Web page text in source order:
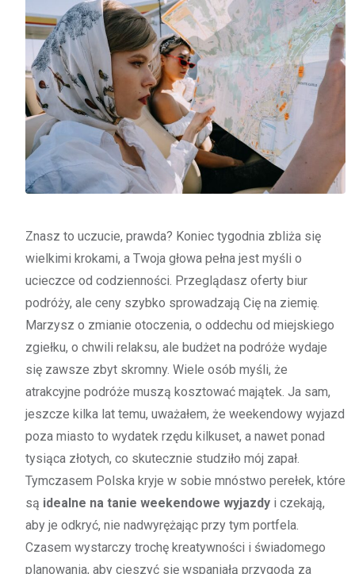
Znasz to uczucie, prawda? Koniec tygodnia zbliża się
wielkimi krokami, a Twoja głowa pełna jest myśli o
ucieczce od codzienności. Przeglądasz oferty biur
podróży, ale ceny szybko sprowadzają Cię na ziemię.
Marzysz o zmianie otoczenia, o oddechu od miejskiego
zgiełku, o chwili relaksu, ale budżet na podróże wydaje
się zawsze zbyt skromny. Wiele osób myśli, że
atrakcyjne podróże muszą kosztować majątek. Ja sam,
jeszcze kilka lat temu, uważałem, że weekendowy wyjazd
poza miasto to wydatek rzędu kilkuset, a nawet ponad
tysiąca złotych, co skutecznie studziło mój zapał.
Tymczasem Polska kryje w sobie mnóstwo perełek, które
są idealne na tanie weekendowe wyjazdy i czekają,
aby je odkryć, nie nadwyrężając przy tym portfela.
Czasem wystarczy trochę kreatywności i świadomego
planowania, aby cieszyć się wspaniałą przygodą za